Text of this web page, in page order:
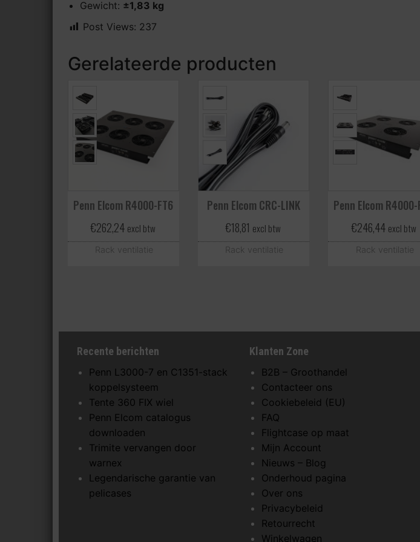
Gewicht: ±1,83 kg
Post Views: 237
Gerelateerde producten
Penn Elcom R4000-FT6
€262,24 excl btw
Rack ventilatie
Penn Elcom CRC-LINK
€18,81 excl btw
Rack ventilatie
Penn Elcom R4000-
€246,44 excl btw
Rack ventilatie
Recente berichten
Penn L3000-7 en C1351-stack
koppelsysteem
Tente 360 FIX wiel
Penn Elcom catalogus
downloaden
Trimite vervangen door
warnex
Legendarische garantie van
pelicases
Klanten Zone
B2B – Groothandel
Contacteer ons
Cookiebeleid (EU)
FAQ
Flightcase op maat
Mijn Account
Nieuws – Blog
Onderhoud pagina
Over ons
Privacybeleid
Retourrecht
Winkelwagen